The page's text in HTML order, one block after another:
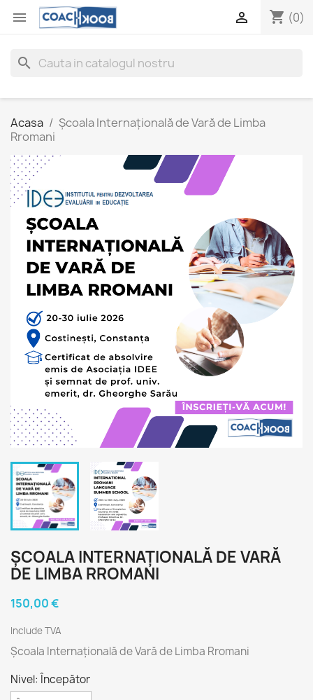
 shopping_cart (0)

search
Acasa
Școala Internațională de Vară de Limba
Rromani
ȘCOALA INTERNAȚIONALĂ DE VARĂ
DE LIMBA RROMANI
150,00 €
Include TVA
Școala Internațională de Vară de Limba Rromani
Nivel: Începător